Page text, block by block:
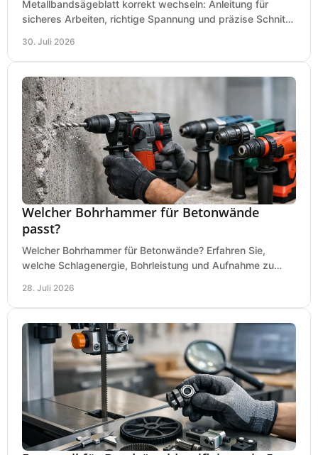
Metallbandsägeblatt korrekt wechseln: Anleitung für
sicheres Arbeiten, richtige Spannung und präzise Schnitte
30. Juli 2026
Welcher Bohrhammer für Betonwände
passt?
Welcher Bohrhammer für Betonwände? Erfahren Sie,
welche Schlagenergie, Bohrleistung und Aufnahme zu
28. Juli 2026